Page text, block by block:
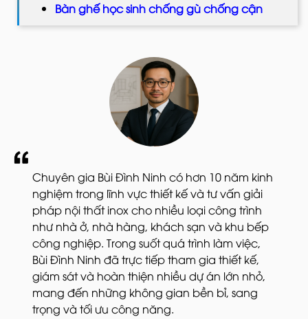
Bàn ghế học sinh chống gù chống cận
Chuyên gia Bùi Đình Ninh có hơn 10 năm kinh
nghiệm trong lĩnh vực thiết kế và tư vấn giải
pháp nội thất inox cho nhiều loại công trình
như nhà ở, nhà hàng, khách sạn và khu bếp
công nghiệp. Trong suốt quá trình làm việc,
Bùi Đình Ninh đã trực tiếp tham gia thiết kế,
giám sát và hoàn thiện nhiều dự án lớn nhỏ,
mang đến những không gian bền bỉ, sang
trọng và tối ưu công năng.